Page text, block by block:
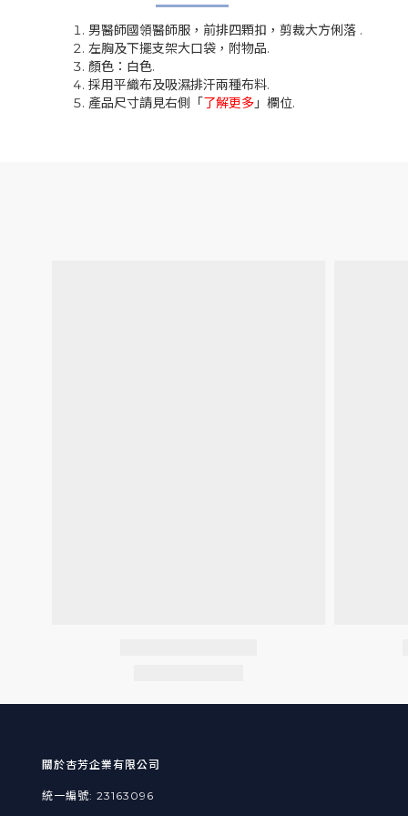
男醫師國領醫師服，前排四顆扣，剪裁大方俐落 .
左胸及下擺支架大口袋，附物品.
顏色：白色.
採用平織布及吸濕排汗兩種布料.
產品尺寸請見右側「了解更多 」欄位.
關於杏芳企業有限公司
統一編號: 23163096